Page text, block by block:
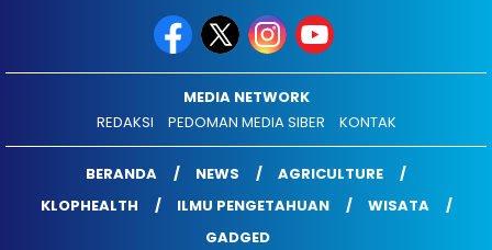
MEDIA NETWORK
REDAKSI
PEDOMAN MEDIA SIBER KONTAK
BERANDA NEWS
AGRICULTURE
KLOPHEALTH
ILMU PENGETAHUAN
WISATA
GADGED